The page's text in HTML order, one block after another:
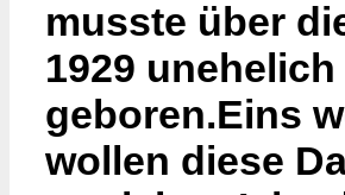
musste über
1929
geboren.Eins
wollen diese